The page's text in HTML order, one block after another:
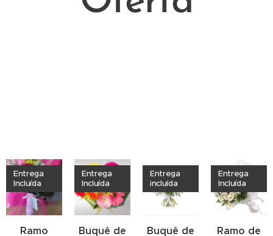
Ramo
Entrega
Incluída
Buquê de
Entrega
Incluída
Buquê de
Entrega
incluída
Ramo de
Entrega
Incluída